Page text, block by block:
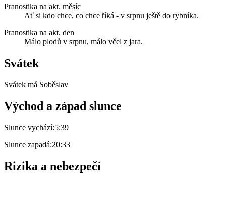
Pranostika na akt. měsíc
Ať si kdo chce, co chce říká - v srpnu ještě do rybníka.
Pranostika na akt. den
Málo plodů v srpnu, málo včel z jara.
Svátek
Svátek má Soběslav
Východ a západ slunce
Slunce vychází:5:39
Slunce zapadá:20:33
Rizika a nebezpečí